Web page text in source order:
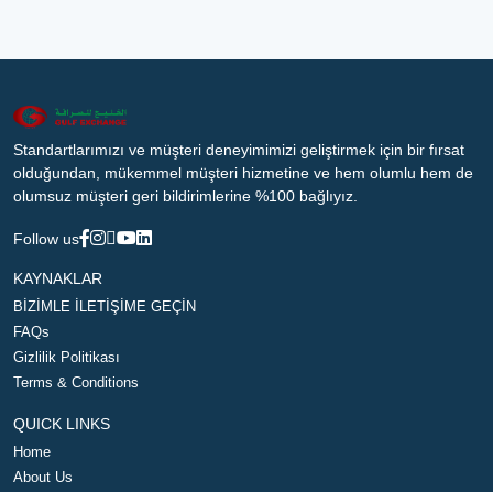
Standartlarımızı ve müşteri deneyimimizi geliştirmek için bir fırsat
olduğundan, mükemmel müşteri hizmetine ve hem olumlu hem de
olumsuz müşteri geri bildirimlerine %100 bağlıyız.
Follow us
KAYNAKLAR
BİZİMLE İLETİŞİME GEÇİN
FAQs
Gizlilik Politikası
Terms & Conditions
QUICK LINKS
Home
About Us